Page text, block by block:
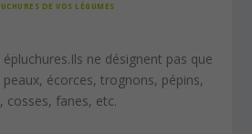
DE VOS LÉGUMES
ne désignent pas que
écorces, trognons, pépins,
cosses, fanes, etc.